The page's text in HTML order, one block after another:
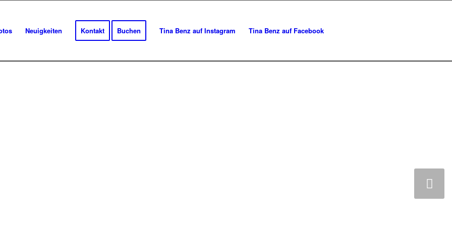
Neuigkeiten Kontakt Buchen Tina Benz auf Instagram Tina Benz auf Facebook